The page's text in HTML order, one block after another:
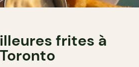
frites à
Toronto